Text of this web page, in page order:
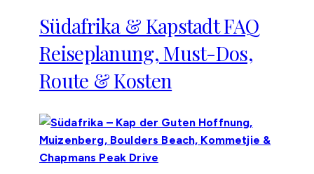
Südafrika & Kapstadt FAQ
Reiseplanung, Must-Dos,
Route & Kosten